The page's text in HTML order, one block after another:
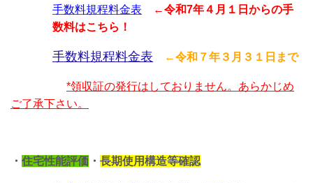
手数料規程料金表 ←令和7年４月１日からの手
数料はこちら！
手数料規程料金表 ←令和７年３月３１日まで
*領収証の発行はしておりません。あらかじめ
ご了承下さい。
・ 住宅性能評価 ・ 長期使用構造等確認